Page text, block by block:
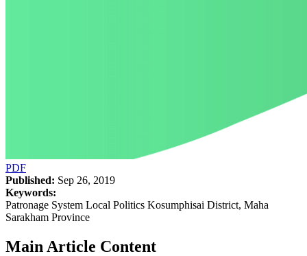
PDF
Published: Sep 26, 2019
Keywords:
Patronage System Local Politics Kosumphisai District, Maha
Sarakham Province
Main Article Content